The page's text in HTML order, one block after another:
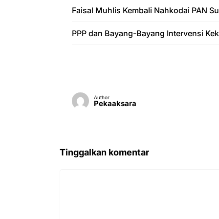
Faisal Muhlis Kembali Nahkodai PAN
PPP dan Bayang-Bayang Intervensi
Author
Pekaaksara
Tinggalkan komentar